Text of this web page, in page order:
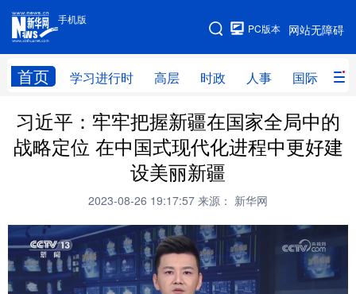
手机版
网站无障碍
PC版本
首页 学习进行时 高层 时政 人事 国际 财
手机版
网站地图
学习进行时 高层 时政 人事
国际 财经 网评 港澳
思客智库 全球连线
文化 书画 健康 军事
访谈 视频 图片 政务
习近平：牢牢把握新疆在国家全局中的
战略定位 在中国式现代化进程中更好建
设美丽新疆
2023-08-26 19:17:57 来源： 新华网